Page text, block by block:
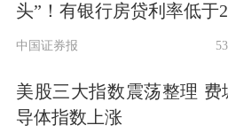
头”！有银行房贷利率低于
中国证券报
美股三大指数震荡整理 费
导体指数上涨